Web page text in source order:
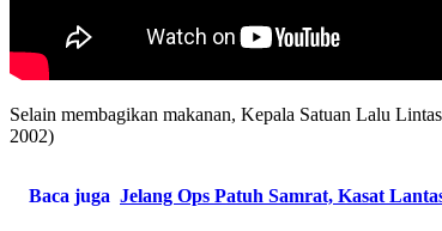
Selain membagikan makanan, Kepala Satuan Lalu
2002)
Baca juga Jelang Ops Patuh Samrat, Kasat